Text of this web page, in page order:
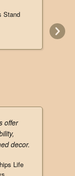
Stand
offer
decor.
Life